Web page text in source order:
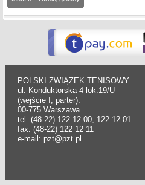
POLSKI ZWIĄZEK TENISOWY
ul. Konduktorska 4 lok.19/U
(wejście I, parter).
00-775 Warszawa
tel. (48-22) 122 12 00, 122 12 01
fax. (48-22) 122 12 11
e-mail: pzt@pzt.pl